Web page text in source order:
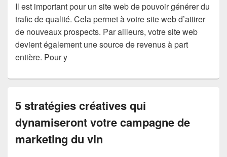
Il est important pour un site web de pouvoir générer du
trafic de qualité. Cela permet à votre site web d’attirer
de nouveaux prospects. Par ailleurs, votre site web
devient également une source de revenus à part
entière. Pour y
5 stratégies créatives qui
dynamiseront votre campagne de
marketing du vin